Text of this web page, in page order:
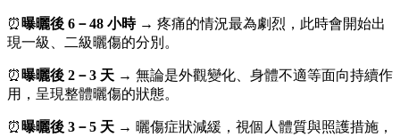
⏰曝曬後 6－48 小時→ 疼痛的情況最為劇烈，此時會開始出
現一級、二級曬傷的分別。
⏰曝曬後 2－3 天 → 無論是外觀變化、身體不適等面向持續作
用，呈現整體曬傷的狀態。
⏰曝曬後 3－5 天 → 曬傷症狀減緩，視個人體質與照護措施，